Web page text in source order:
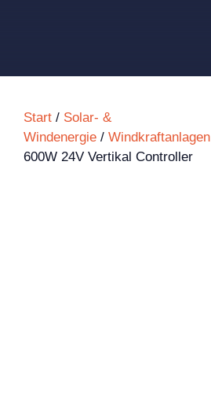
Start / Solar- &
Windenergie / Windkraftanlagen
600W 24V Vertikal Controller